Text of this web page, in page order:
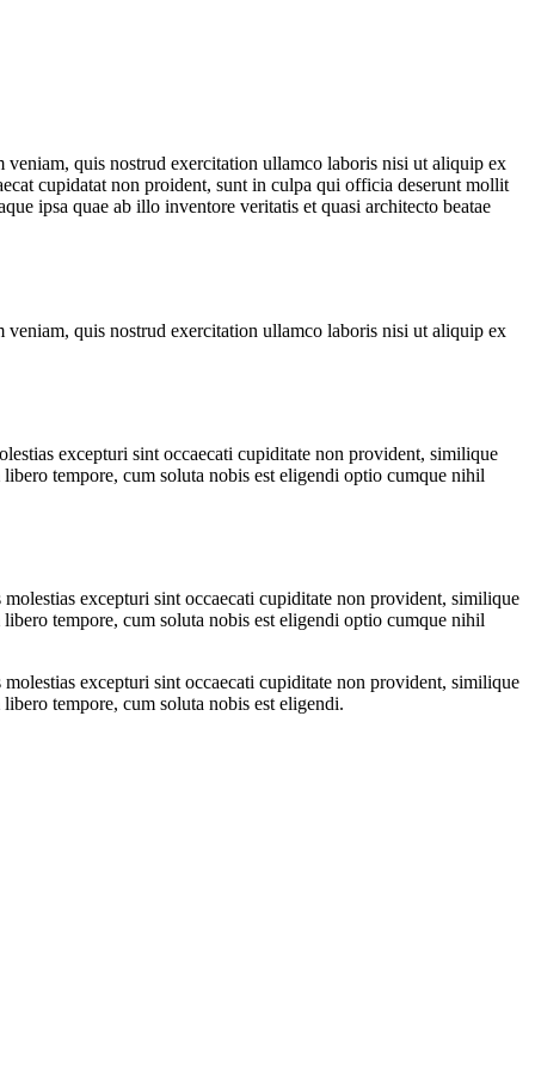
quis nostrud exercitation ullamco laboris nisi ut aliquip ex
cupidatat non proident, sunt in culpa qui officia deserunt mollit
ipsa quae ab illo inventore veritatis et quasi architecto beatae
quis nostrud exercitation ullamco laboris nisi ut aliquip ex
excepturi sint occaecati cupiditate non provident, similique
tempore, cum soluta nobis est eligendi optio cumque nihil
excepturi sint occaecati cupiditate non provident, similique
tempore, cum soluta nobis est eligendi optio cumque nihil
excepturi sint occaecati cupiditate non provident, similique
tempore, cum soluta nobis est eligendi.